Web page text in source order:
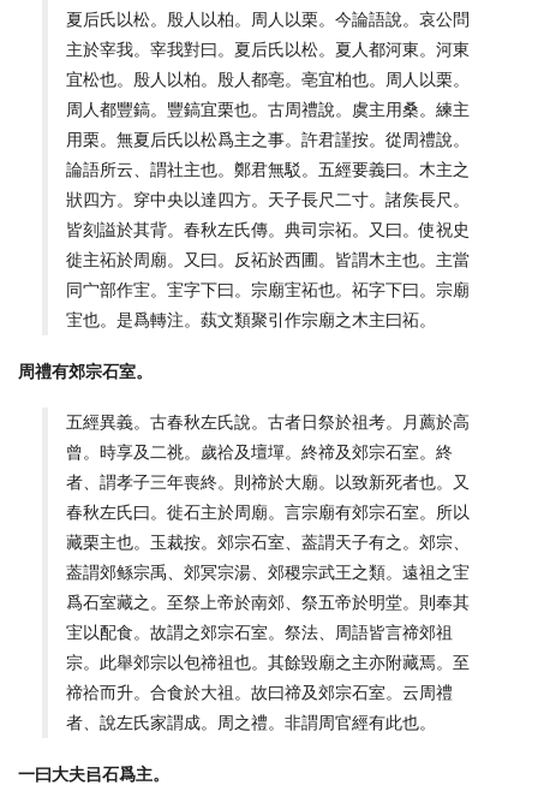
夏后氏以松。殷人以柏。周人以栗。今論語說。哀公問
主於宰我。宰我對曰。夏后氏以松。夏人都河東。河東
宜松也。殷人以柏。殷人都亳。亳宜柏也。周人以栗。
周人都豐鎬。豐鎬宜栗也。古周禮說。虞主用桑。練主
用栗。無夏后氏以松爲主之事。許君謹按。從周禮說。
論語所云、謂社主也。鄭君無駁。五經要義曰。木主之
狀四方。穿中央以達四方。天子長尺二寸。諸矦長尺。
皆刻謚於其背。春秋左氏傳。典司宗祏。又曰。使祝史
徙主祏於周廟。又曰。反祏於西圃。皆謂木主也。主當
同宀部作宔。宔字下曰。宗廟宔祏也。祏字下曰。宗廟
宔也。是爲轉注。蓺文類聚引作宗廟之木主曰祏。
周禮有郊宗石室。
五經異義。古春秋左氏說。古者日祭於祖考。月薦於高
曾。時享及二祧。歲祫及壇墠。終禘及郊宗石室。終
者、謂孝子三年喪終。則禘於大廟。以致新死者也。又
春秋左氏曰。徙石主於周廟。言宗廟有郊宗石室。所以
藏栗主也。玉裁按。郊宗石室、葢謂天子有之。郊宗、
葢謂郊鲧宗禹、郊冥宗湯、郊稷宗武王之類。遠祖之宔
爲石室藏之。至祭上帝於南郊、祭五帝於明堂。則奉其
宔以配食。故謂之郊宗石室。祭法、周語皆言禘郊祖
宗。此舉郊宗以包禘祖也。其餘毀廟之主亦附藏焉。至
禘祫而升。合食於大祖。故曰禘及郊宗石室。云周禮
者、說左氏家謂成。周之禮。非謂周官經有此也。
一曰大夫㠯石爲主。